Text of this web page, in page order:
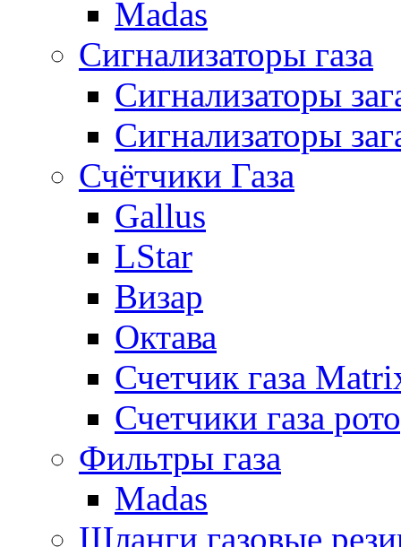
Madas
Сигнализаторы газа
Сигнализаторы
Сигнализаторы
Счётчики Газа
Gallus
LStar
Визар
Октава
Счетчик газа
Счетчики газа
Фильтры газа
Madas
Шланги газовые